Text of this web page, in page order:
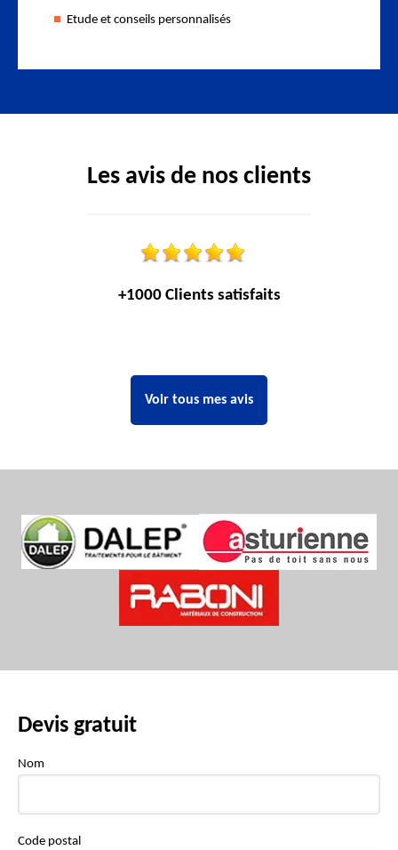
Etude et conseils personnalisés
Les avis de nos clients
+1000 Clients satisfaits
Voir tous mes avis
Devis gratuit
Nom
Code postal